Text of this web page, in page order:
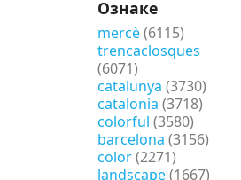
Ознаке
mercè(6115)
trencaclosques
(6071)
catalunya (3730)
catalonia (3718)
colorful (3580)
barcelona (3156)
color(2271)
landscape(1667)